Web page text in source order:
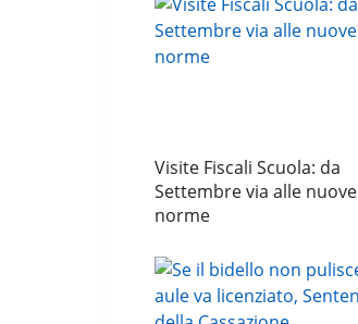
Visite Fiscali Scuola: da
Settembre via alle nuove
norme